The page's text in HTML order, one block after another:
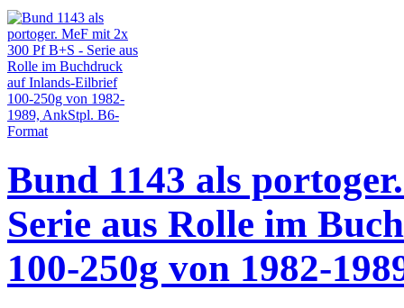
Bund 1143 als
Serie aus Rolle im
100-250g von 1982-